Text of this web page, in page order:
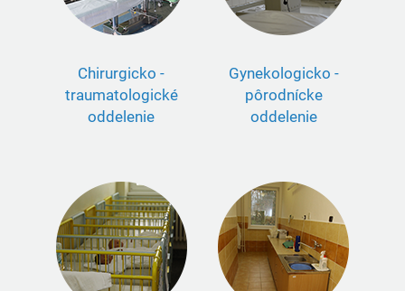
Chirurgicko -
traumatologické
oddelenie
Gynekologicko -
pôrodnícke
oddelenie